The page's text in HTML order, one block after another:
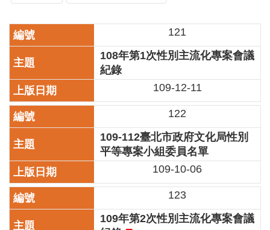
目
臺
北
藝
文
空
間
歷
文
化
節
慶
廉
政
121
108年第1次性別主流化專案會議
紀錄
109-12-11
122
109-112臺北市政府文化局性別
平等專案小組委員名單
109-10-06
123
109年第2次性別主流化專案會議